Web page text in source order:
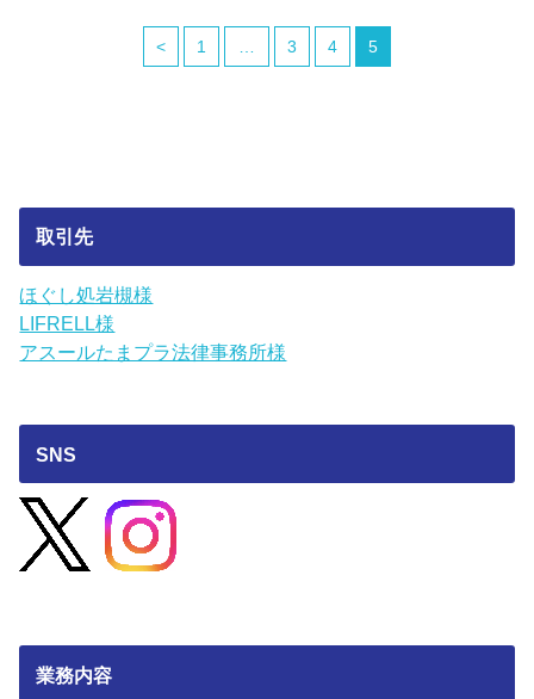
< 1 … 3 4 5
取引先
ほぐし処岩槻様
LIFRELL様
アスールたまプラ法律事務所様
SNS
業務内容